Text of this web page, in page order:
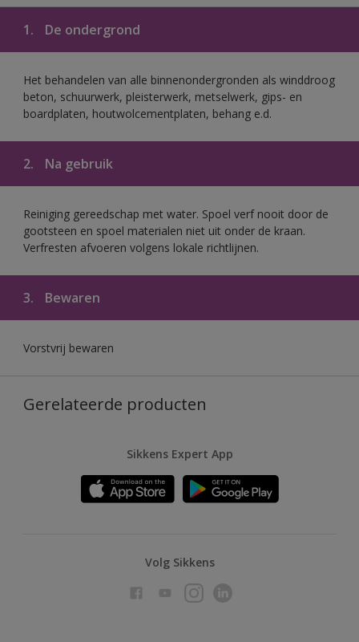
1. De ondergrond
Het behandelen van alle binnenondergronden als winddroog
beton, schuurwerk, pleisterwerk, metselwerk, gips- en
boardplaten, houtwolcementplaten, behang e.d.
2. Na gebruik
Reiniging gereedschap met water. Spoel verf nooit door de
gootsteen en spoel materialen niet uit onder de kraan.
Verfresten afvoeren volgens lokale richtlijnen.
3. Bewaren
Vorstvrij bewaren
Gerelateerde producten
Sikkens Expert App
Volg Sikkens